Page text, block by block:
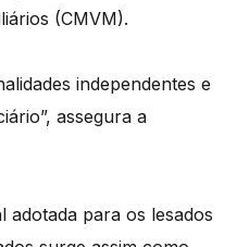
(CMVM).
independentes e
assegura a
adotada para os lesados